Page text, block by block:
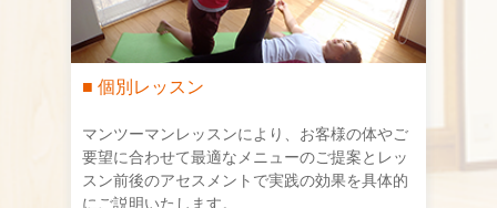
■ 個別レッスン
マンツーマンレッスンにより、お客様の体やご
要望に合わせて最適なメニューのご提案とレッ
スン前後のアセスメントで実践の効果を具体的
にご説明いたします。